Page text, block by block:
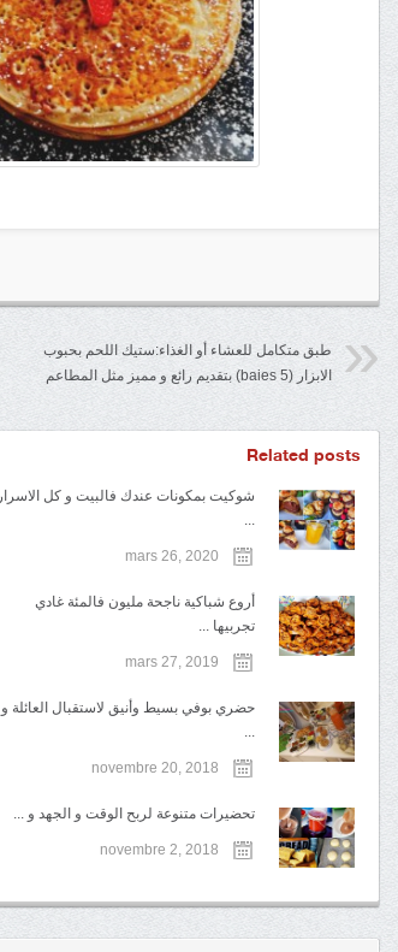
طبق متكامل للعشاء أو الغذاء:ستيك اللحم بحبوب
الابزار (5 baies) بتقديم رائع و مميز مثل المطاعم
Related posts
شوكيت بمكونات عندك فالبيت و كل الاسرار
mars 26, 2020
أروع شباكية ناجحة مليون فالمئة غادي
تجربيها ...
mars 27, 2019
حضري بوفي بسيط وأنيق لاستقبال العائلة و
novembre 20, 2018
تحضيرات متنوعة لربح الوقت و الجهد و ...
novembre 2, 2018